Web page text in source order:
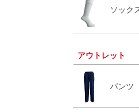
ソック
アウトレット
パンツ